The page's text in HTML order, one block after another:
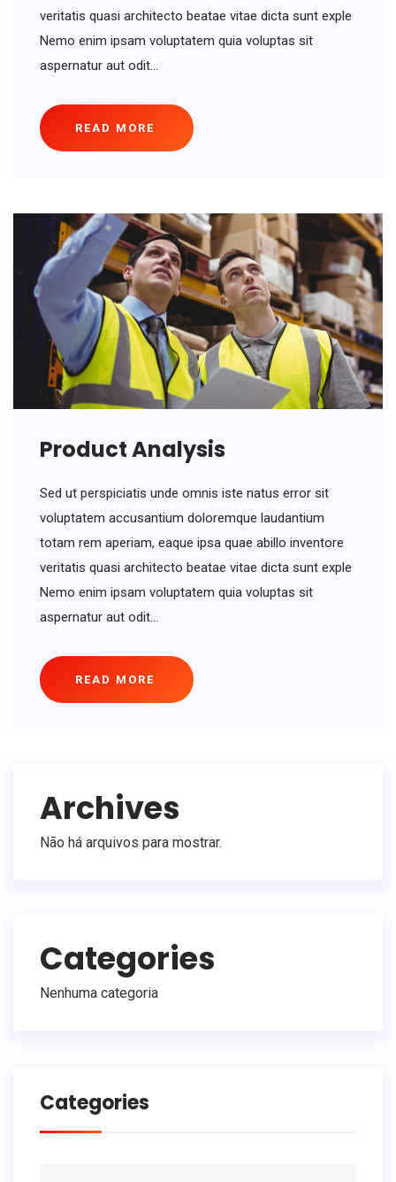
veritatis quasi architecto beatae vitae dicta sunt exple
Nemo enim ipsam voluptatem quia voluptas sit
aspernatur aut odit...
READ MORE
Product Analysis
Sed ut perspiciatis unde omnis iste natus error sit
voluptatem accusantium doloremque laudantium
totam rem aperiam, eaque ipsa quae abillo inventore
veritatis quasi architecto beatae vitae dicta sunt exple
Nemo enim ipsam voluptatem quia voluptas sit
aspernatur aut odit...
READ MORE
Archives
Não há arquivos para mostrar.
Categories
Nenhuma categoria
Categories